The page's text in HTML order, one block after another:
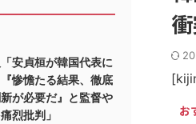
感度が最高記録を達成した理由」
性接待問題のとんでもない言い訳が
る甘いトマト、実はそこら辺のトマト
飲料水支援に対する日本人の反応をご
お
安貞桓が韓国代表に
惨憺たる結果、徹底
が必要だ』と監督や
烈批判」